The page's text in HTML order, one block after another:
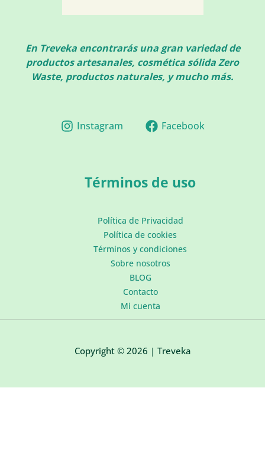
En Treveka encontrarás una gran variedad de
productos artesanales, cosmética sólida Zero
Waste, productos naturales, y mucho más.
Instagram Facebook
Términos de uso
Política de Privacidad
Política de cookies
Términos y condiciones
Sobre nosotros
BLOG
Contacto
Mi cuenta
Copyright © 2026 | Treveka